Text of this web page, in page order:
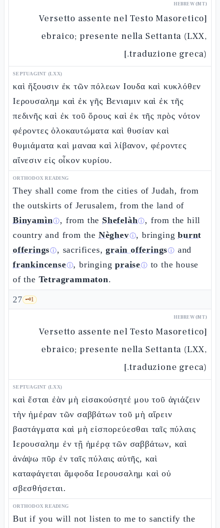
HEBREW (MT)
[Versetto assente nel Testo Masoretico
ebraico; presente nella Settanta (LXX,
traduzione greca).]
SEPTUAGINT (LXX)
καὶ ἥξουσιν ἐκ τῶν πόλεων Ιουδα καὶ κυκλόθεν
Ιερουσαλημ καὶ ἐκ γῆς Βενιαμιν καὶ ἐκ τῆς
πεδινῆς καὶ ἐκ τοῦ ὄρους καὶ ἐκ τῆς πρὸς νότον
φέροντες ὁλοκαυτώματα καὶ θυσίαν καὶ
θυμιάματα καὶ μαναα καὶ λίβανον, φέροντες
αἴνεσιν εἰς οἶκον κυρίου.
ORTHODOX READING
They shall come from the cities of Judah, from
the outskirts of Jerusalem, from the land of
Binyamìnⓘ, from the Shefelàhⓘ, from the hill
country and from the Nèghevⓘ, bringingburnt
offeringsⓘ, sacrifices,grain offeringsⓘ and
frankincenseⓘ, bringingpraiseⓘ to the house
of the Tetragrammaton.
27 🗝️1
HEBREW (MT)
[Versetto assente nel Testo Masoretico
ebraico; presente nella Settanta (LXX,
traduzione greca).]
SEPTUAGINT (LXX)
καὶ ἔσται ἐὰν μὴ εἰσακούσητέ μου τοῦ ἁγιάζειν
τὴν ἡμέραν τῶν σαββάτων τοῦ μὴ αἴρειν
βαστάγματα καὶ μὴ εἰσπορεύεσθαι ταῖς πύλαις
Ιερουσαλημ ἐν τῇ ἡμέρᾳ τῶν σαββάτων, καὶ
ἀνάψω πῦρ ἐν ταῖς πύλαις αὐτῆς, καὶ
καταφάγεται ἄμφοδα Ιερουσαλημ καὶ οὐ
σβεσθήσεται.
ORTHODOX READING
But if you will not listen to me to sanctify the